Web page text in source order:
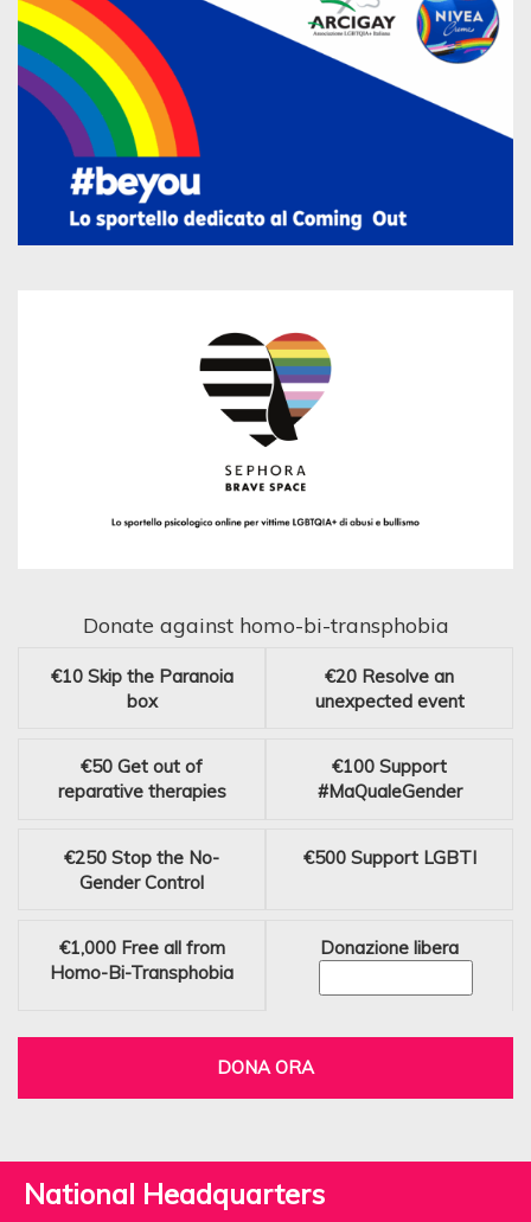
Donate against homo-bi-transphobia
€10 Skip the Paranoia
box
€20 Resolve an
unexpected event
€50 Get out of
reparative therapies
€100 Support
#MaQualeGender
€250 Stop the No-
Gender Control
€500 Support LGBTI
€1,000 Free all from
Homo-Bi-Transphobia
Donazione libera
DONA ORA
National Headquarters